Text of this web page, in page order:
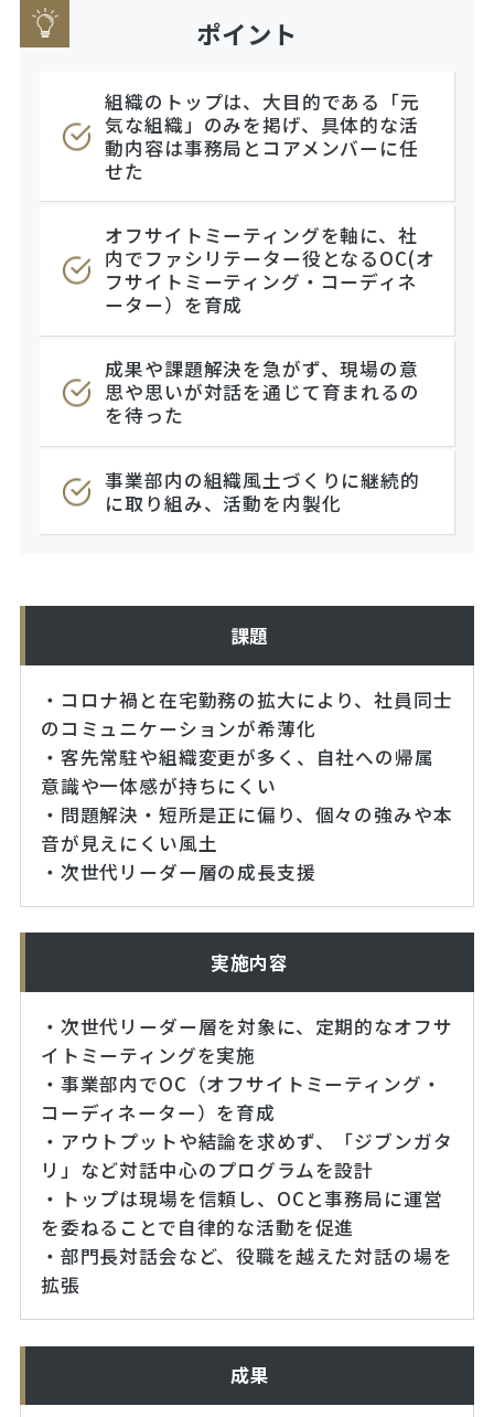
ポイント
組織のトップは、大目的である「元
気な組織」のみを掲げ、具体的な活
動内容は事務局とコアメンバーに任
せた
オフサイトミーティングを軸に、社
内でファシリテーター役となるOC(オ
フサイトミーティング・コーディネ
ーター）を育成
成果や課題解決を急がず、現場の意
思や思いが対話を通じて育まれるの
を待った
事業部内の組織風土づくりに継続的
に取り組み、活動を内製化
課題
・コロナ禍と在宅勤務の拡大により、社員同士
のコミュニケーションが希薄化
・客先常駐や組織変更が多く、自社への帰属
意識や一体感が持ちにくい
・問題解決・短所是正に偏り、個々の強みや本
音が見えにくい風土
・次世代リーダー層の成長支援
実施内容
・次世代リーダー層を対象に、定期的なオフサ
イトミーティングを実施
・事業部内でOC（オフサイトミーティング・
コーディネーター）を育成
・アウトプットや結論を求めず、「ジブンガタ
リ」など対話中心のプログラムを設計
・トップは現場を信頼し、OCと事務局に運営
を委ねることで自律的な活動を促進
・部門長対話会など、役職を越えた対話の場を
拡張
成果